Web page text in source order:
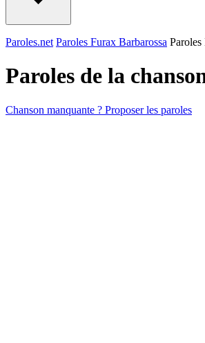
Paroles.net Paroles Furax Barbarossa
Paroles de la
Chanson manquante ? Proposer les paroles